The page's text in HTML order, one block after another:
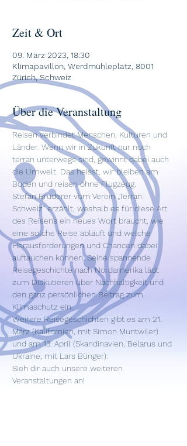
Zeit & Ort
09. März 2023, 18:30
Klimapavillon, Werdmühleplatz, 8001
Zürich, Schweiz
Über die Veranstaltung
Reisen verbindet Menschen, Kulturen und
Länder. Wenn wir in Zukunft nur noch
terran unterwegs sind, gewinnt dabei auch
die Umwelt. Das heisst, wir bleiben am
Boden und reisen ohne Flugzeug.
Stefan Bruderer vom Verein „Terran
Schweiz“ erzählt, weshalb es für diese Art
des Reisens ein neues Wort braucht, wie
eine solche Reise abläuft und welche
Herausforderungen und Chancen dabei
auftauchen können. Seine spannende
Reisegeschichte nach Nordamerika lädt
zum Diskutieren über Nachhaltigkeit und
den ganz persönlichen Beitrag zum
Klimaschutz ein.
Weitere Reisegeschichten gibt es am 21.
März (Kalifornien, mit Simon Muntwiler)
und am 13. April (Skandinavien, Belarus und
Ukraine, mit Lars Bünger).
Sieh dir auch unsere weiteren
Veranstaltungen an!